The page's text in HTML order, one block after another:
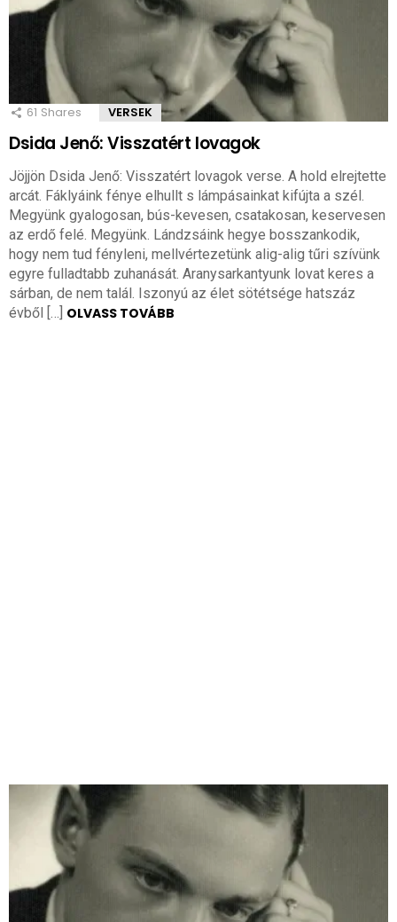
61 Shares VERSEK
Dsida Jenő: Visszatért lovagok
Jöjjön Dsida Jenő: Visszatért lovagok verse. A hold elrejtette
arcát. Fáklyáink fénye elhullt s lámpásainkat kifújta a szél.
Megyünk gyalogosan, bús-kevesen, csatakosan, keservesen
az erdő felé. Megyünk. Lándzsáink hegye bosszankodik,
hogy nem tud fényleni, mellvértezetünk alig-alig tűri szívünk
egyre fulladtabb zuhanását. Aranysarkantyunk lovat keres a
sárban, de nem talál. Iszonyú az élet sötétsége hatszáz
évből […] OLVASS TOVÁBB